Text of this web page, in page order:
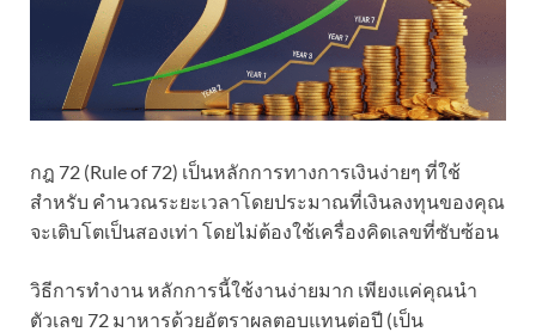
กฎ 72 (Rule of 72) เป็นหลักการทางการเงินง่ายๆ ที่ใช้
สำหรับ คำนวณระยะเวลาโดยประมาณที่เงินลงทุนของคุณ
จะเติบโตเป็นสองเท่า โดยไม่ต้องใช้เครื่องคิดเลขที่ซับซ้อน
​วิธีการทำงาน ​หลักการนี้ใช้งานง่ายมาก เพียงแค่คุณนำ
ตัวเลข 72 มาหารด้วยอัตราผลตอบแทนต่อปี (เป็น